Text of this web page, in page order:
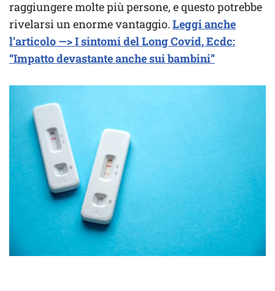
raggiungere molte più persone, e questo potrebbe
rivelarsi un enorme vantaggio. Leggi anche
l’articolo —> I sintomi del Long Covid, Ecdc:
“Impatto devastante anche sui bambini”